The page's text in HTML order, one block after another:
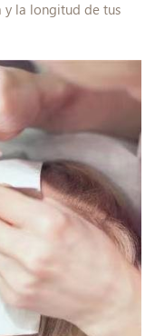
y la longitud de tus